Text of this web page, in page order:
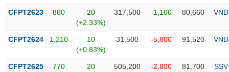
trường
CFPT2623 880
20
(+2.33%)
317,500 1,100 80,660 VND
CFPT2624 1,210
10
(+0.83%)
31,500 -5,800 91,520 VND
CFPT2625 770
20
505,200 -2,800 81,700 SSV
KHÔNG
YẾU